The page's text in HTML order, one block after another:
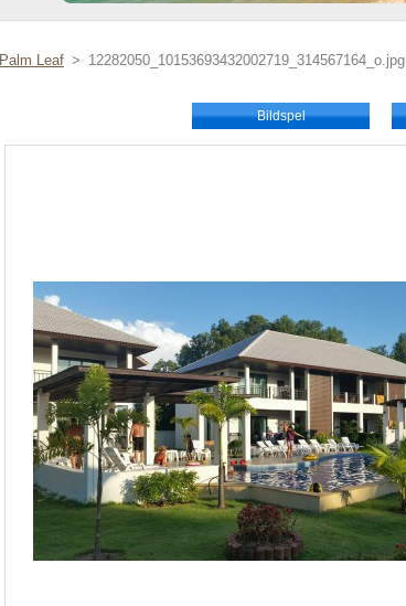
Palm Leaf > 12282050_10153693432002719_314567164_o.jpg
Bildspel